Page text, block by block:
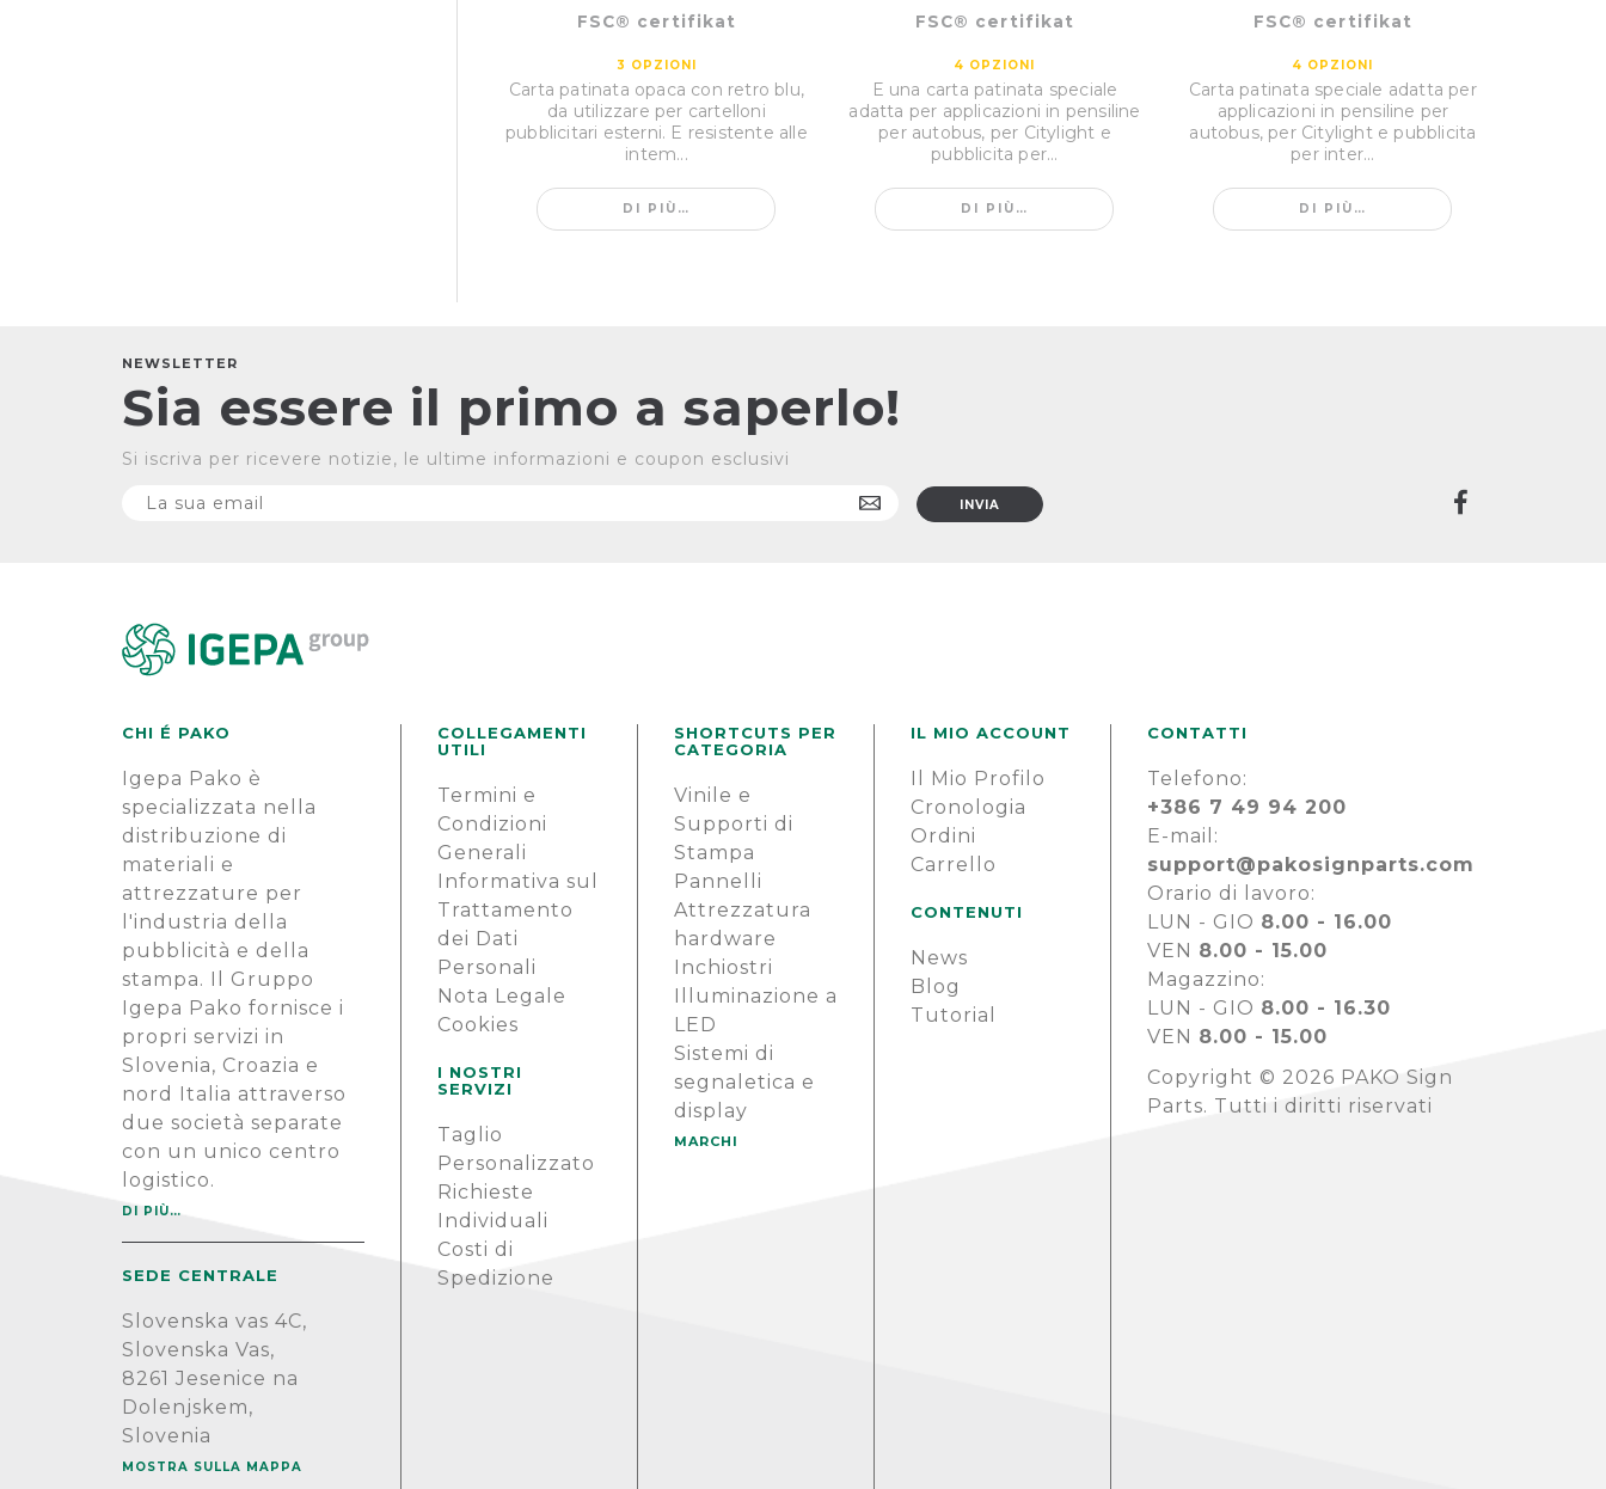
FSC® certifikat
3 OPZIONI
Carta patinata opaca con retro blu,
da utilizzare per cartelloni
pubblicitari esterni. E resistente alle
intem...
DI PIÙ…
FSC® certifikat
4 OPZIONI
E una carta patinata speciale
adatta per applicazioni in pensiline
per autobus, per Citylight e
pubblicita per...
DI PIÙ…
FSC® certifikat
4 OPZIONI
Carta patinata speciale adatta per
applicazioni in pensiline per
autobus, per Citylight e pubblicita
per inter...
DI PIÙ…
NEWSLETTER
Sia essere il primo a saperlo!
Si iscriva per ricevere notizie, le ultime informazioni e coupon esclusivi
CHI É PAKO
Igepa Pako è
specializzata nella
distribuzione di
materiali e
attrezzature per
l'industria della
pubblicità e della
stampa. Il Gruppo
Igepa Pako fornisce i
propri servizi in
Slovenia, Croazia e
nord Italia attraverso
due società separate
con un unico centro
logistico.
DI PIÙ…
SEDE CENTRALE
Slovenska vas 4C,
Slovenska Vas,
8261 Jesenice na
Dolenjskem,
Slovenia
MOSTRA SULLA MAPPA
COLLEGAMENTI
UTILI
Termini e
Condizioni
Generali
Informativa sul
Trattamento
dei Dati
Personali
Nota Legale
Cookies
I NOSTRI
SERVIZI
Taglio
Personalizzato
Richieste
Individuali
Costi di
Spedizione
SHORTCUTS PER
CATEGORIA
Vinile e
Supporti di
Stampa
Pannelli
Attrezzatura
hardware
Inchiostri
Illuminazione a
LED
Sistemi di
segnaletica e
display
MARCHI
IL MIO ACCOUNT
Il Mio Profilo
Cronologia
Ordini
Carrello
CONTENUTI
News
Blog
Tutorial
CONTATTI
Telefono:
+386 7 49 94 200
E-mail:
support@pakosignparts.com
Orario di lavoro:
LUN - GIO 8.00 - 16.00
VEN 8.00 - 15.00
Magazzino:
LUN - GIO 8.00 - 16.30
VEN 8.00 - 15.00
Copyright © 2026 PAKO Sign
Parts. Tutti i diritti riservati